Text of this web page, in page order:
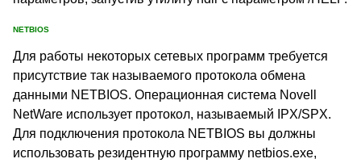
NETBIOS
Для работы некоторых сетевых программ требуется
присутствие так называемого протокола обмена
данными NETBIOS. Операционная система Novell
NetWare использует протокол, называемый IPX/SPX.
Для подключения протокола NETBIOS вы должны
использовать резидентную программу netbios.exe,